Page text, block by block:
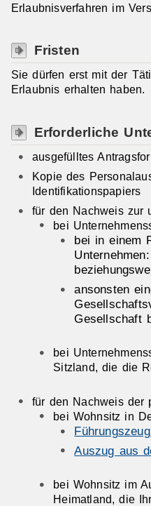
Erlaubnisverfahren im
Fristen
Sie dürfen erst mit der
Erlaubnis erhalten haben.
Erforderliche
ausgefülltes
Kopie des
Identifikationspapiers
für den Nachweis zur
bei
bei in einem
ansonsten
Gesellschaft
bei
Sitzland, die die
für den Nachweis der
bei Wohnsitz in
Auszug aus
bei Wohnsitz im
Heimatland, die